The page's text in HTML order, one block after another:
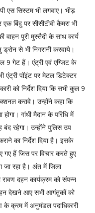
एस सिस्टम भी लगवाए। भीड़
बिंदु पर सीसीटीवी कैमरा भी
पूरी मुस्तैदी के साथ कार्य
से भी निगरानी करवाये।
9 गेट हैं। एंट्री एवं एग्जिट के
एंट्री पॉइंट पर मेटल डिटेक्टर
को निर्देश दिया कि सभी कुल 9
करावे। उन्होंने कहा कि
गांधी मैदान के परिधि में
बंद रहेगा। उन्होंने पुलिस उप
का निर्देश दिया है। इसके
गए हैं जिस पर विचार करते हुए
जा रहा है। अंत में जिला
रावण दहन कार्यक्रम को संपन्न
दहन देखने आए सभी आगंतुकों को
के क्रम में अनुमंडल पदाधिकारी